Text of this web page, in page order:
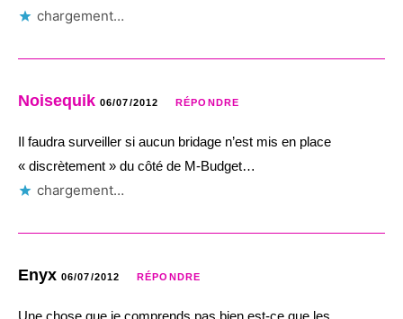
chargement…
Noisequik 06/07/2012 RÉPONDRE
Il faudra surveiller si aucun bridage n’est mis en place
« discrètement » du côté de M-Budget…
chargement…
Enyx 06/07/2012 RÉPONDRE
Une chose que je comprends pas bien est-ce que les